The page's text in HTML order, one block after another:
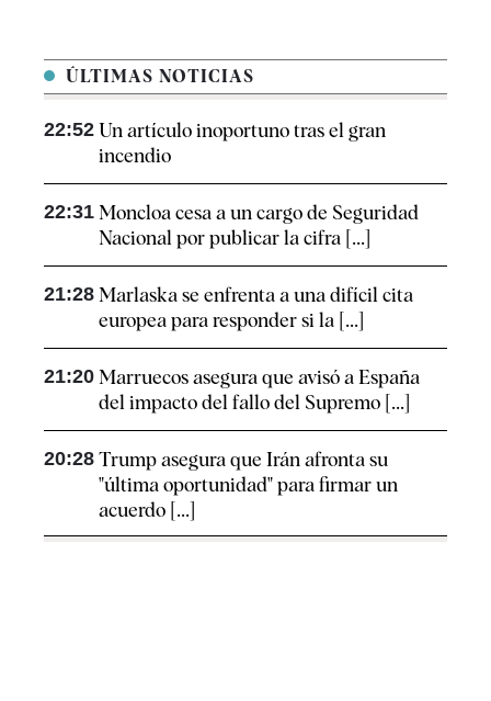
ÚLTIMAS NOTICIAS
22:52 Un artículo inoportuno tras el gran
incendio
22:31 Moncloa cesa a un cargo de Seguridad
Nacional por publicar la cifra [...]
21:28 Marlaska se enfrenta a una difícil cita
europea para responder si la [...]
21:20 Marruecos asegura que avisó a España
del impacto del fallo del Supremo [...]
20:28 Trump asegura que Irán afronta su
"última oportunidad" para firmar un
acuerdo [...]